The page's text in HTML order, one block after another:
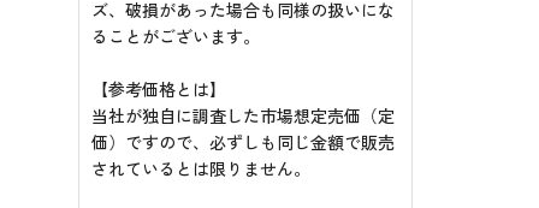
ズ、破損があった場合も同様の扱いにな
ることがございます。
【参考価格とは】
当社が独自に調査した市場想定売価（定
価）ですので、必ずしも同じ金額で販売
されているとは限りません。